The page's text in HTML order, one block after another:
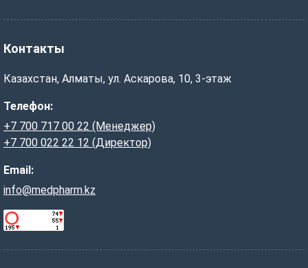
Контакты
Казахстан, Алматы, ул. Аскарова, 10, 3-этаж
Телефон:
+7 700 717 00 22 (Менеджер)
+7 700 022 22 12 (Директор)
Email:
info@medpharm.kz